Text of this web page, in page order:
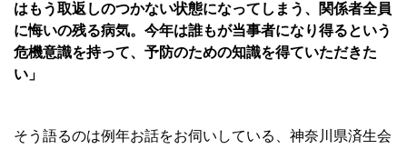
はもう取返しのつかない状態になってしまう、関係者全員
に悔いの残る病気。今年は誰もが当事者になり得るという
危機意識を持って、予防のための知識を得ていただきた
い」
そう語るのは例年お話をお伺いしている、神奈川県済生会